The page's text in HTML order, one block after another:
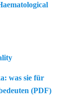
was sie für
(PDF)